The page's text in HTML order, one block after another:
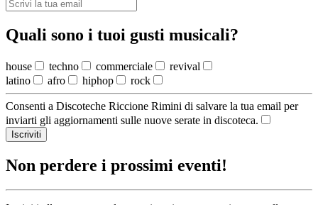
Quali sono i tuoi gusti musicali?
house techno commerciale
revival
latino
afro hiphop rock
Consenti a Discoteche Riccione Rimini di salvare la tua email per
inviarti gli aggiornamenti sulle nuove serate in discoteca.
Iscriviti
Non perdere i prossimi eventi!